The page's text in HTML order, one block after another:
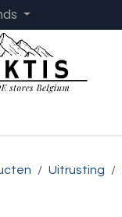
Uitrusting